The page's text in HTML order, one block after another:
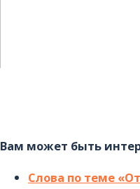
Вам может быть
Слова по теме